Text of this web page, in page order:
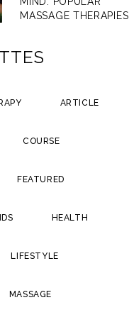
MASSAGE THERAPIES
ARTICLE
COURSE
FEATURED
HEALTH
LIFESTYLE
MASSAGE